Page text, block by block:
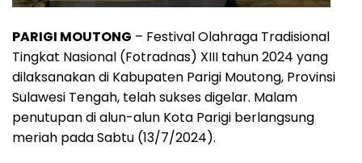
PARIGI MOUTONG – Festival Olahraga Tradisional
Tingkat Nasional (Fotradnas) XIII tahun 2024 yang
dilaksanakan di Kabupaten Parigi Moutong, Provinsi
Sulawesi Tengah, telah sukses digelar. Malam
penutupan di alun-alun Kota Parigi berlangsung
meriah pada Sabtu (13/7/2024).